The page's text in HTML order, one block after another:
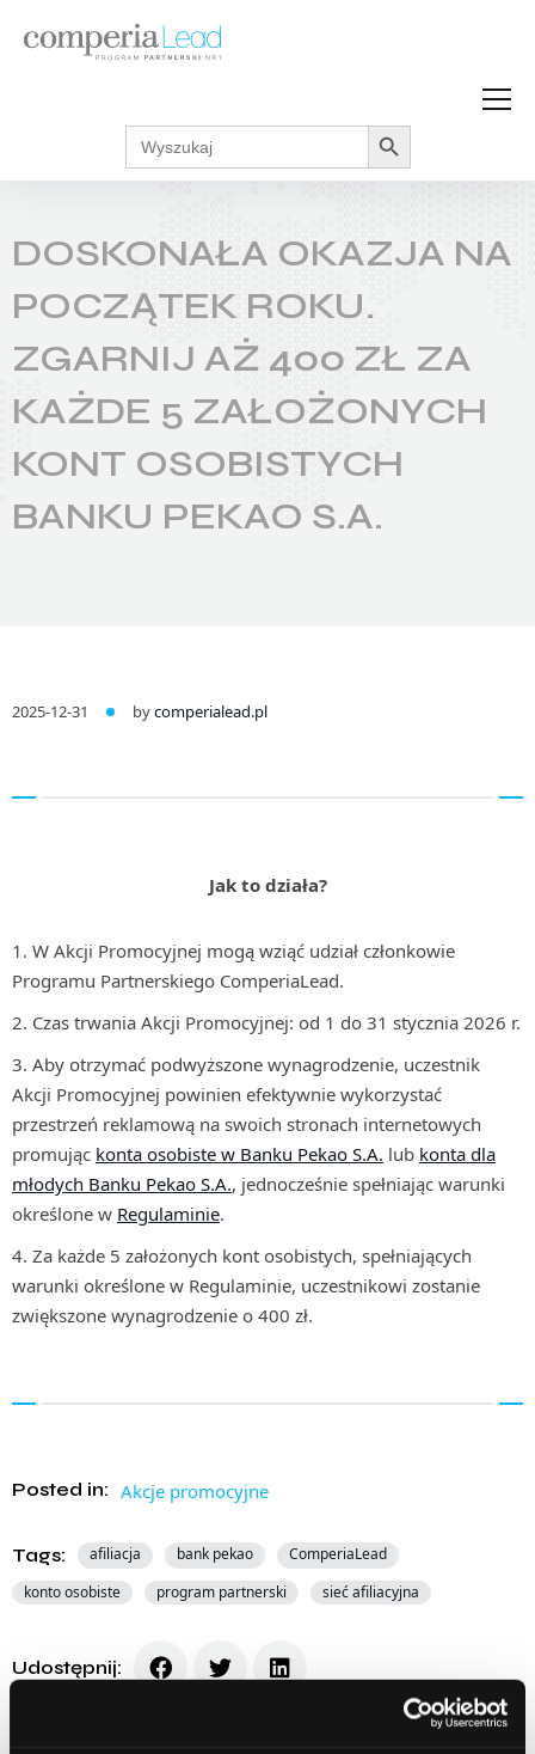
Strefa Wiedzy
Akcje promocyjne
Regulaminy
Search
for:
Search Button
DOSKONAŁA OKAZJA NA
POCZĄTEK ROKU.
ZGARNIJ AŻ 400 ZŁ ZA
KAŻDE 5 ZAŁOŻONYCH
KONT OSOBISTYCH
BANKU PEKAO S.A.
2025-12-31 bycomperialead.pl
Jak to działa?
W Akcji Promocyjnej mogą wziąć udział członkowie
Programu Partnerskiego ComperiaLead.
Czas trwania Akcji Promocyjnej: od 1 do 31 stycznia 2026 r.
Aby otrzymać podwyższone wynagrodzenie, uczestnik
Akcji Promocyjnej powinien efektywnie wykorzystać
przestrzeń reklamową na swoich stronach internetowych
promując konta osobiste w Banku Pekao S.A. lub konta dla
młodych Banku Pekao S.A., jednocześnie spełniając warunki
określone w Regulaminie.
Za każde 5 założonych kont osobistych, spełniających
warunki określone w Regulaminie, uczestnikowi zostanie
zwiększone wynagrodzenie o 400 zł.
Posted in: Akcje promocyjne
Tags: afiliacja bank pekao
ComperiaLead
konto osobiste
program partnerski sieć afiliacyjna
Udostępnij: